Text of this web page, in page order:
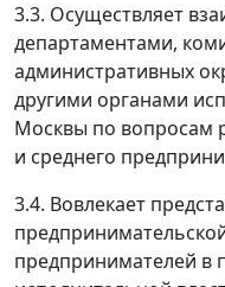
3.3. Осуществляет
департаментами,
административных
другими органами
Москвы по вопросам
и среднего
3.4. Вовлекает
предпринимателей в